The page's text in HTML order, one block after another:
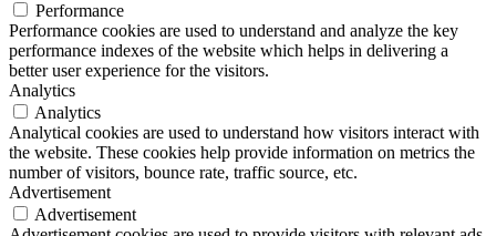
Performance
Performance cookies are used to understand and analyze the key
performance indexes of the website which helps in delivering a
better user experience for the visitors.
Analytics
Analytics
Analytical cookies are used to understand how visitors interact with
the website. These cookies help provide information on metrics the
number of visitors, bounce rate, traffic source, etc.
Advertisement
Advertisement